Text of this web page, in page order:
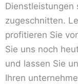
Dienstleistungen
zugeschnitten.
profitieren Sie
Sie uns noch
und lassen Sie
Ihren